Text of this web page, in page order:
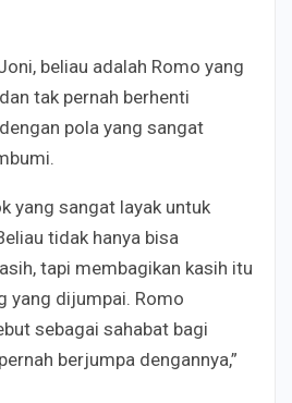
beliau adalah Romo yang
tak pernah berhenti
pola yang sangat
yang sangat layak untuk
tidak hanya bisa
tapi membagikan kasih itu
yang dijumpai. Romo
sebagai sahabat bagi
berjumpa dengannya,”